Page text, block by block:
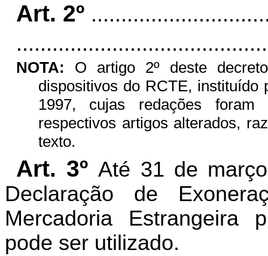
Art. 2º
NOTA:
O artigo 2º deste
dispositivos do RCTE, instituído
1997, cujas redações foram
respectivos artigos alterados,
texto.
Art. 3ºAté 31 de
Declaração de
Mercadoria Estrangeira
pode ser utilizado.